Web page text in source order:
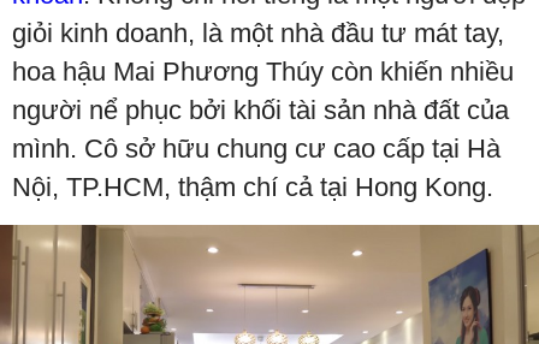
giỏi kinh doanh, là một nhà đầu tư mát tay,
hoa hậu Mai Phương Thúy còn khiến nhiều
người nể phục bởi khối tài sản nhà đất của
mình. Cô sở hữu chung cư cao cấp tại Hà
Nội, TP.HCM, thậm chí cả tại Hong Kong.